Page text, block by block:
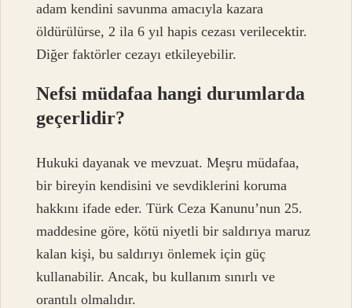
adam kendini savunma amacıyla kazara
öldürülürse, 2 ila 6 yıl hapis cezası verilecektir.
Diğer faktörler cezayı etkileyebilir.
Nefsi müdafaa hangi durumlarda
geçerlidir?
Hukuki dayanak ve mevzuat. Meşru müdafaa,
bir bireyin kendisini ve sevdiklerini koruma
hakkını ifade eder. Türk Ceza Kanunu’nun 25.
maddesine göre, kötü niyetli bir saldırıya maruz
kalan kişi, bu saldırıyı önlemek için güç
kullanabilir. Ancak, bu kullanım sınırlı ve
orantılı olmalıdır.